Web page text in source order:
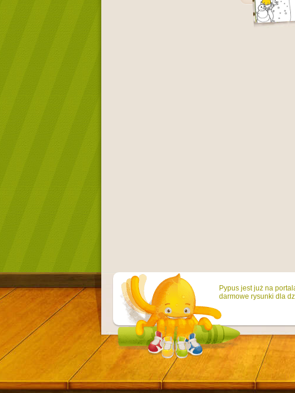
Pypus jest już na
darmowe rysunki dla